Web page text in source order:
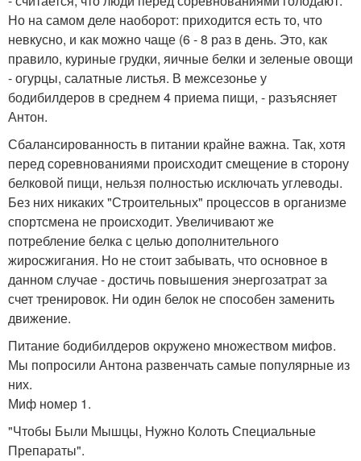
Но на самом деле наоборот: приходится есть то, что
невкусно, и как можно чаще (6 - 8 раз в день. Это, как
правило, куриные грудки, яичные белки и зеленые овощи
- огурцы, салатные листья. В межсезонье у
бодибилдеров в среднем 4 приема пищи, - разъясняет
Антон.
Сбалансированность в питании крайне важна. Так, хотя
перед соревнованиями происходит смещение в сторону
белковой пищи, нельзя полностью исключать углеводы.
Без них никаких "Строительных" процессов в организме
спортсмена не происходит. Увеличивают же
потребление белка с целью дополнительного
жиросжигания. Но не стоит забывать, что основное в
данном случае - достичь повышения энергозатрат за
счет тренировок. Ни один белок не способен заменить
движение.
Питание бодибилдеров окружено множеством мифов.
Мы попросили Антона развенчать самые популярные из
них.
Миф номер 1.
"Чтобы Были Мышцы, Нужно Колоть Специальные
Препараты".